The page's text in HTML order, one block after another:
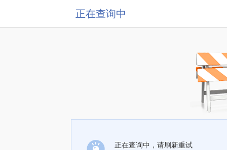
正在查询中
正在查询中，请刷新重试